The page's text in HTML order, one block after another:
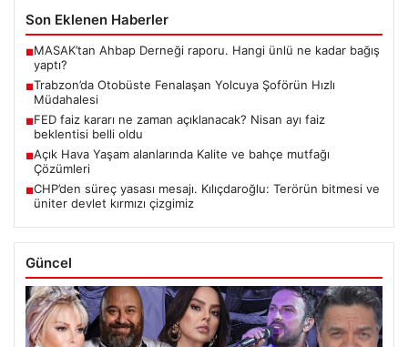
Son Eklenen Haberler
■MASAK’tan Ahbap Derneği raporu. Hangi ünlü ne kadar bağış
yaptı?
■Trabzon’da Otobüste Fenalaşan Yolcuya Şoförün Hızlı
Müdahalesi
■FED faiz kararı ne zaman açıklanacak? Nisan ayı faiz
beklentisi belli oldu
■Açık Hava Yaşam alanlarında Kalite ve bahçe mutfağı
Çözümleri
■CHP’den süreç yasası mesajı. Kılıçdaroğlu: Terörün bitmesi ve
üniter devlet kırmızı çizgimiz
Güncel